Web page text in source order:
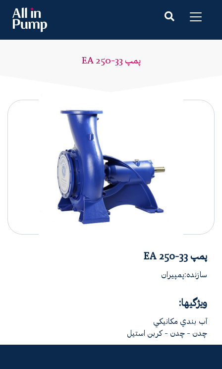
پمپ EA 250-33
پمپ EA 250-33
سازنده:پمپیران
ویژگیها:
آب بندي مکانيکي
چدن - چدن - کربن استیل